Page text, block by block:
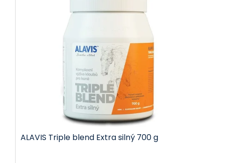
ALAVIS Triple blend Extra silný 700 g